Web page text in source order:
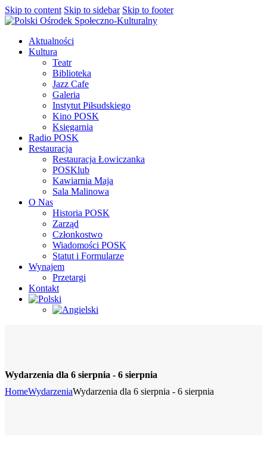
Skip to content Skip to sidebar Skip to footer
Aktualności
Kultura
Teatr
Biblioteka
Jazz Cafe
Galeria
Instytut Piłsudskiego
Kino POSK
Księgarnia
Radio POSK
Restauracja
Restauracja Łowiczanka
POSKlub
Kawiarnia Maja
Sala Malinowa
O Nas
Historia POSK
Zarząd
Członkostwo
Wiadomości POSK
Statut i Formularze
Wynajem
Przetargi
Kontakt
Wydarzenia dla 6 sierpnia - 6 sierpnia
HomeWydarzeniaWydarzenia dla 6 sierpnia - 6 sierpnia